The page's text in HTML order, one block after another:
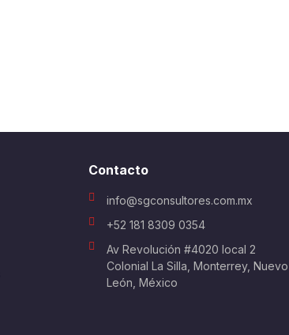
Contacto
info@sgconsultores.com.mx
+52 181 8309 0354
Av Revolución #4020 local 2
Colonial La Silla, Monterrey, Nuevo
León, México